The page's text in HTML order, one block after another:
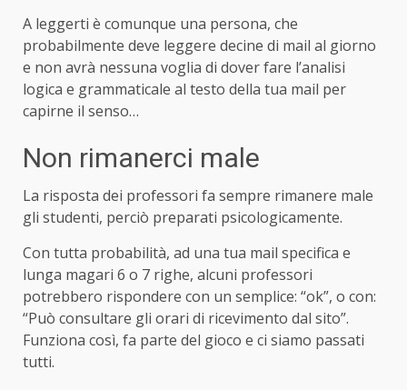
A leggerti è comunque una persona, che
probabilmente deve leggere decine di mail al giorno
e non avrà nessuna voglia di dover fare l’analisi
logica e grammaticale al testo della tua mail per
capirne il senso…
Non rimanerci male
La risposta dei professori fa sempre rimanere male
gli studenti, perciò preparati psicologicamente.
Con tutta probabilità, ad una tua mail specifica e
lunga magari 6 o 7 righe, alcuni professori
potrebbero rispondere con un semplice: “ok”, o con:
“Può consultare gli orari di ricevimento dal sito”.
Funziona così, fa parte del gioco e ci siamo passati
tutti.